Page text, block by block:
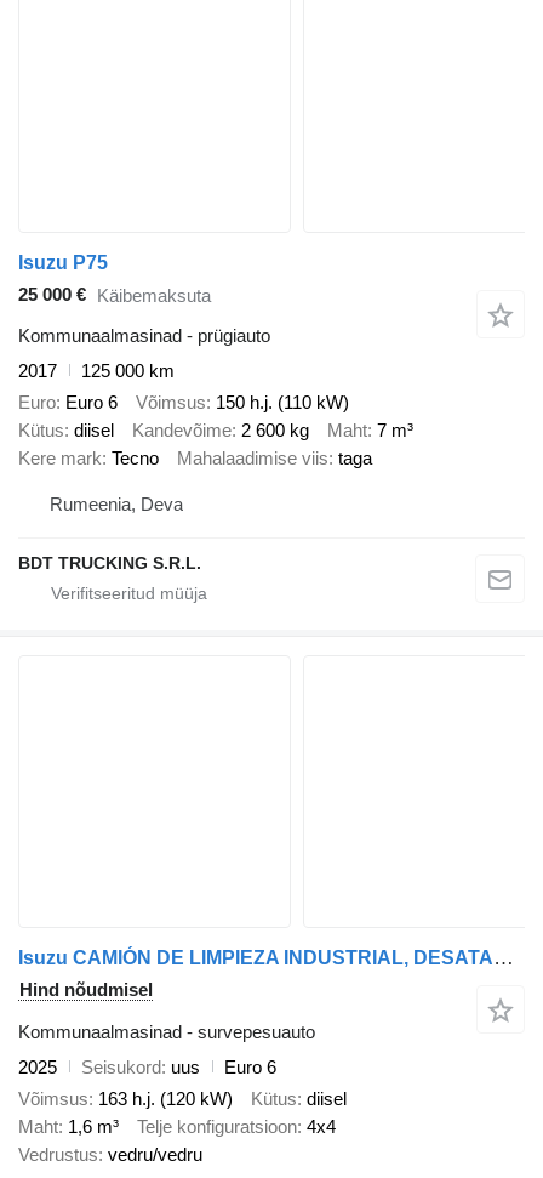
Isuzu P75
25 000 €
Käibemaksuta
Kommunaalmasinad - prügiauto
2017
125 000 km
Euro Euro 6 Võimsus 150 h.j. (110 kW)
Kütus diisel Kandevõime 2 600 kg Maht 7 m³
Kere mark Tecno Mahalaadimise viis taga
Rumeenia, Deva
BDT TRUCKING S.R.L.
Isuzu CAMIÓN DE LIMPIEZA INDUSTRIAL, DESATASCOS DE TUBERIA
Hind nõudmisel
Kommunaalmasinad - survepesuauto
2025
Seisukord uus
Euro 6
Võimsus 163 h.j. (120 kW) Kütus diisel
Maht 1,6 m³ Telje konfiguratsioon 4x4
Vedrustus vedru/vedru